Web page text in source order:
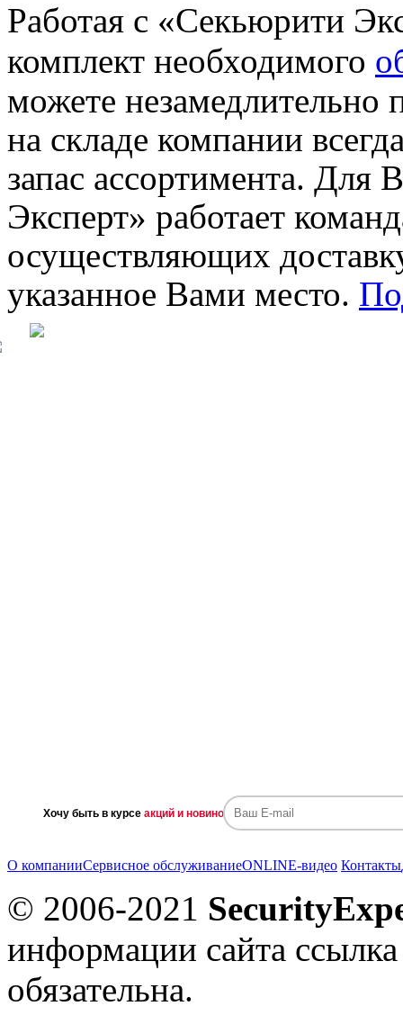
Работая с «Секьюрити
комплект необходимого
можете незамедлительно
на складе компании
запас ассортимента. Для
Эксперт» работает
осуществляющих
указанное Вами место.
Хочу быть в курсе акций и новинок
О компанииСервисное обслуживаниеONLINE-видео Контакты
© 2006-2021
информации сайта
обязательна.